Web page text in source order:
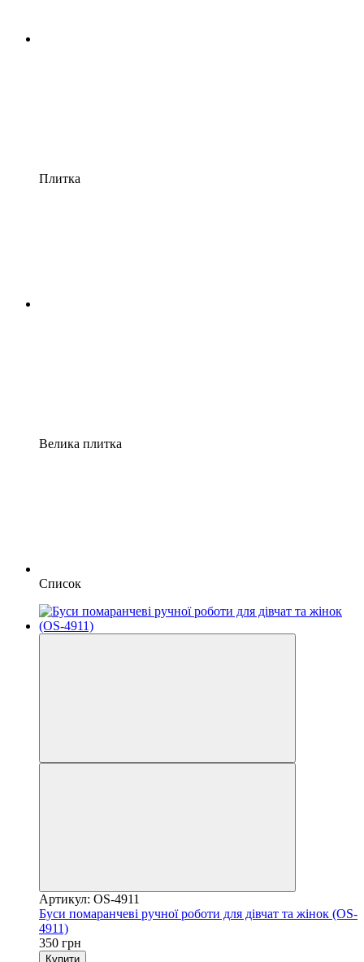
Плитка
Велика плитка
Список
Артикул: OS-4911
Буси помаранчеві ручної роботи для дівчат та жінок (OS-
4911)
350 грн
Купити